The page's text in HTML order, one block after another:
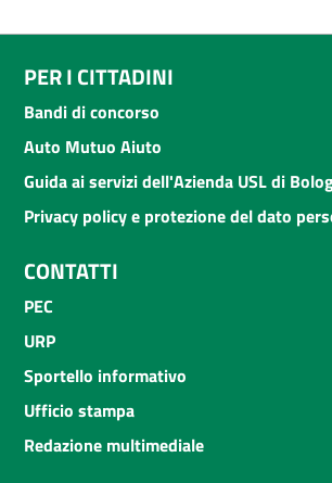
PER I CITTADINI
Bandi di concorso
Auto Mutuo Aiuto
Guida ai servizi dell'Azienda USL di
Privacy policy e protezione del dato
CONTATTI
PEC
URP
Sportello informativo
Ufficio stampa
Redazione multimediale